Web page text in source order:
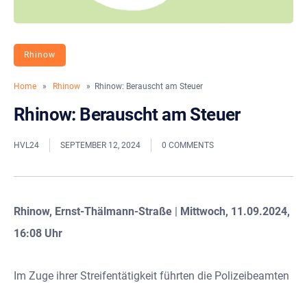
Rhinow
Home » Rhinow » Rhinow: Berauscht am Steuer
Rhinow: Berauscht am Steuer
HVL24 SEPTEMBER 12, 2024 0 COMMENTS
Rhinow, Ernst-Thälmann-Straße | Mittwoch, 11.09.2024,
16:08 Uhr
Im Zuge ihrer Streifentätigkeit führten die Polizeibeamten